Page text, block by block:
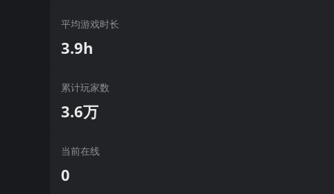
平均游戏时长
3.9h
累计玩家数
3.6万
当前在线
0